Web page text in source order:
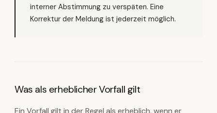
interner Abstimmung zu verspäten. Eine
Korrektur der Meldung ist jederzeit möglich.
Was als erheblicher Vorfall gilt
Ein Vorfall gilt in der Regel als erheblich, wenn er